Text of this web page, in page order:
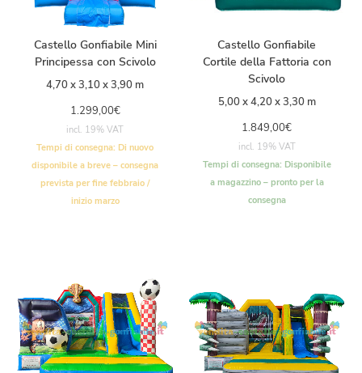
Castello Gonfiabile Mini
Principessa con Scivolo
4,70 x 3,10 x 3,90 m
1.299,00€
incl. 19% VAT
Tempi di consegna: Di nuovo
disponibile a breve – consegna
prevista per fine febbraio /
inizio marzo
Castello Gonfiabile
Cortile della Fattoria con
Scivolo
5,00 x 4,20 x 3,30 m
1.849,00€
incl. 19% VAT
Tempi di consegna: Disponibile
a magazzino – pronto per la
consegna